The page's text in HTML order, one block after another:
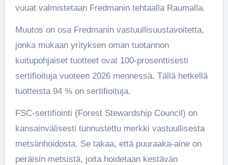
vuuat valmistetaan Fredmanin tehtaalla Raumalla.
Muutos on osa Fredmanin vastuullisuustavoitetta,
jonka mukaan yrityksen oman tuotannon
kuitupohjaiset tuotteet ovat 100-prosenttisesti
sertifioituja vuoteen 2026 mennessä. Tällä hetkellä
tuotteista 94 % on sertifioituja.
FSC-sertifiointi (Forest Stewardship Council) on
kansainvälisesti tunnustettu merkki vastuullisesta
metsänhoidosta. Se takaa, että puuraaka-aine on
peräisin metsistä, joita hoidetaan kestävän